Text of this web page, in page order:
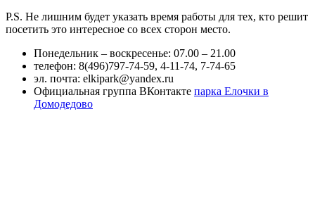
P.S. Не лишним будет указать время работы для тех, кто решит
посетить это интересное со всех сторон место.
Понедельник – воскресенье: 07.00 – 21.00
телефон: 8(496)797-74-59, 4-11-74, 7-74-65
эл. почта: elkipark@yandex.ru
Официальная группа ВКонтакте парка Елочки в
Домодедово